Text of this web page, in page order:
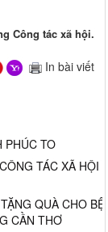
Công tác xã hội.
In bài viết
PHÚC TO
TÁC XÃ HỘI
QUÀ CHO
CẦN THƠ